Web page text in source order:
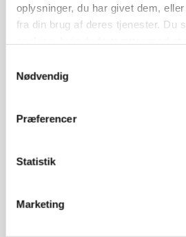
oplysninger, du har givet dem,
fra din brug af deres tjenester. Du
Nødvendig
Præferencer
Statistik
Marketing
Kun landbruget selv kan